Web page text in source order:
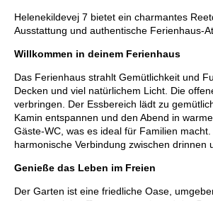
Helenekildevej 7 bietet ein charmantes
Ausstattung und authentische Ferienhaus-
Willkommen in deinem Ferienhaus
Das Ferienhaus strahlt Gemütlichkeit und
Decken und viel natürlichem Licht. Die
verbringen. Der Essbereich lädt zu
Kamin entspannen und den Abend in
Gäste-WC, was es ideal für Familien
harmonische Verbindung zwischen drinnen
Genieße das Leben im Freien
Der Garten ist eine friedliche Oase,